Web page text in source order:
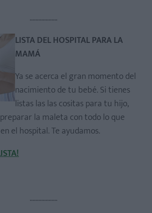
...................
LISTA DEL HOSPITAL PARA LA
MAMÁ
Ya se acerca el gran momento del
nacimiento de tu bebé. Si tienes
listas las las cositas para tu hijo,
la maleta con todo lo que
el hospital. Te ayudamos.
...................